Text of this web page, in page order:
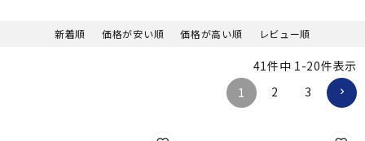
新着順 価格が安い順 価格が高い順 レビュー順
41件中 1-20件表示
1
2 3